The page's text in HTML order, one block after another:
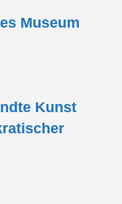
Museum
Kunst